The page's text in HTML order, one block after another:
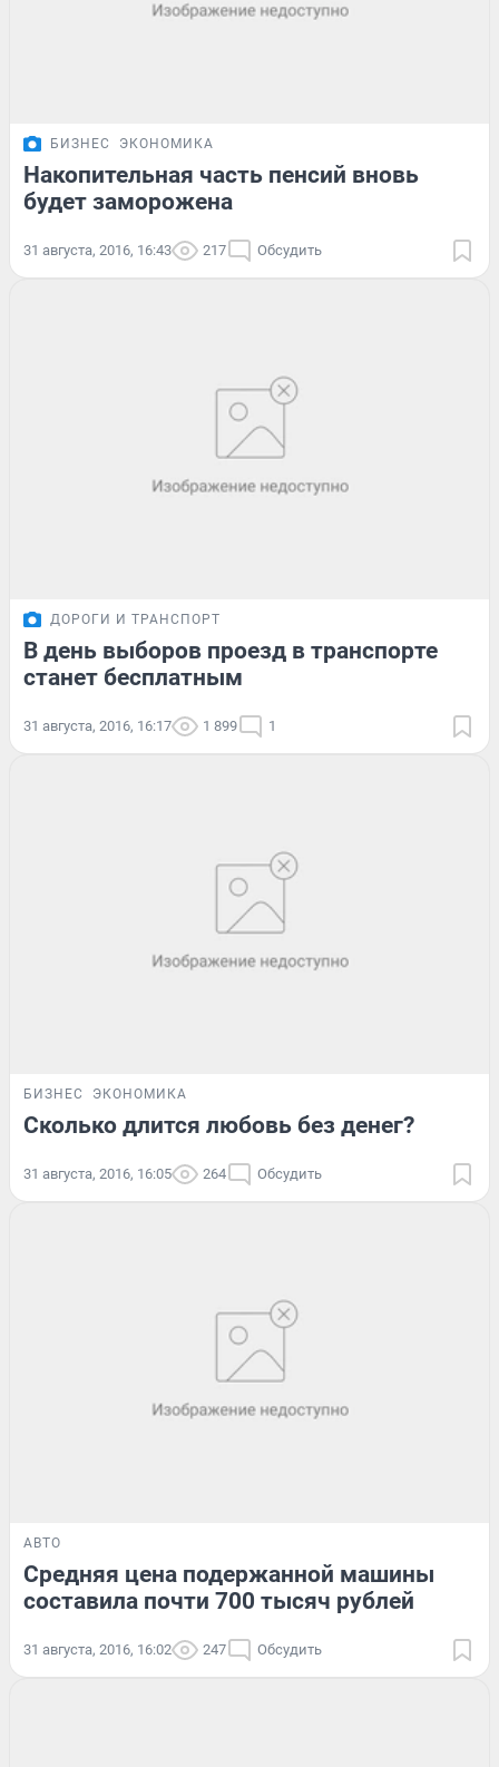
БИЗНЕС ЭКОНОМИКА
Накопительная часть пенсий вновь
будет заморожена
31 августа, 2016, 16:43 217 Обсудить
ДОРОГИ И ТРАНСПОРТ
В день выборов проезд в транспорте
станет бесплатным
31 августа, 2016, 16:17 1 899 1
БИЗНЕС ЭКОНОМИКА
Сколько длится любовь без денег?
31 августа, 2016, 16:05 264 Обсудить
АВТО
Средняя цена подержанной машины
составила почти 700 тысяч рублей
31 августа, 2016, 16:02 247 Обсудить